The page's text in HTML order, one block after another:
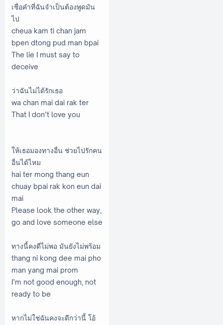
เชื่อคำที่ฉันจำเป็นต้องพูดมัน
ไป
cheua kam ti chan jam
bpen dtong pud man bpai
The lie I must say to
deceive
ว่าฉันไม่ได้รักเธอ
wa chan mai dai rak ter
That I don’t love you
ให้เธอมองทางอื่น ช่วยไปรักคน
อื่นได้ไหม
hai ter mong thang eun
chuay bpai rak kon eun dai
mai
Please look the other way,
go and love someone else
ทางนี้คงดีไม่พอ มันยังไม่พร้อม
thang ni kong dee mai pho
man yang mai prom
I’m not good enough, not
ready to be
หากไม่ใช่ฉันคงจะดีกว่านี้ โอ้